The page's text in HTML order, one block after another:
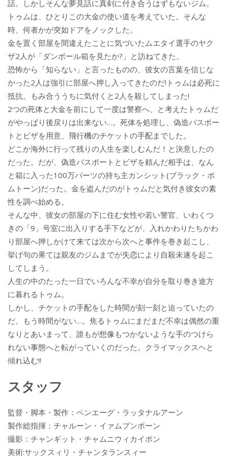
話。しかしそんな夢見話に真剣に付き合うはずもないジム。
トゥムは、ひとりこの大金の使い道を考えていた。そんな
時、何者かが突如ドアをノックした。
金を置く部屋を間違えたことに気づいたムエタイ選手のヤク
ザ2人が「ダンボール箱を見たか?」と訪ねてきた。
恐怖から「知らない」と言ったものの、彼女の言葉を信じな
かった2人は強引に部屋へ押し入ってきたのだ!トゥムは必死に
抵抗。もみ合ううちに気付くと2人を殺してしまった!
2つの死体と大金を前にして一度は警察へ、と考えたトゥムだ
がやっぱり後戻りは出来ない…。死体を処理し、偽造パスポー
トとビザを用意、飛行機のチケットの手配までした。
どこか海外に行って残りの人生を楽しむんだ！と決意したの
だった。だが、偽造パスポートとビザを頼んだ相手は、なん
と箱に入った100万バーツの持ち主カンシット(ブラック・ポ
ムトーン)だった。金を盗んだのがトゥムだと気付き彼女の素
性を調べ始める。
そんな中、彼女の部屋の下に住む女性や若い警官、いわくつ
きの「9」号室に出入りする手下などが、入れかわりたちかわ
り部屋へ押しかけて来ては次から次へと事件を巻き起こし、
挙げ句の果ては親友のジムまでが失恋により自殺未遂を起こ
してしまう。
人生の中のたった一日でいろんな不幸が自分を取り巻き途方
に暮れるトゥム。
しかし、チケットの手配をした時間が刻一刻と迫っていたの
だ。もう時間がない…。焦るトゥムにまだまだ不幸は偶然の重
なりとあいまって、誰もが想像もつかないような手のつけら
れない事態へと転がっていくのだった。クライマックスヘと
傾れ込む!!
スタッフ
監督・脚本・製作：ペンエーグ・ラッタナルアーン
製作総指揮：チャルーン・イァムプンポーン
撮影：チャンギット・チャムニウィカイポン
美術:サックスィリ・チャンタランスィー